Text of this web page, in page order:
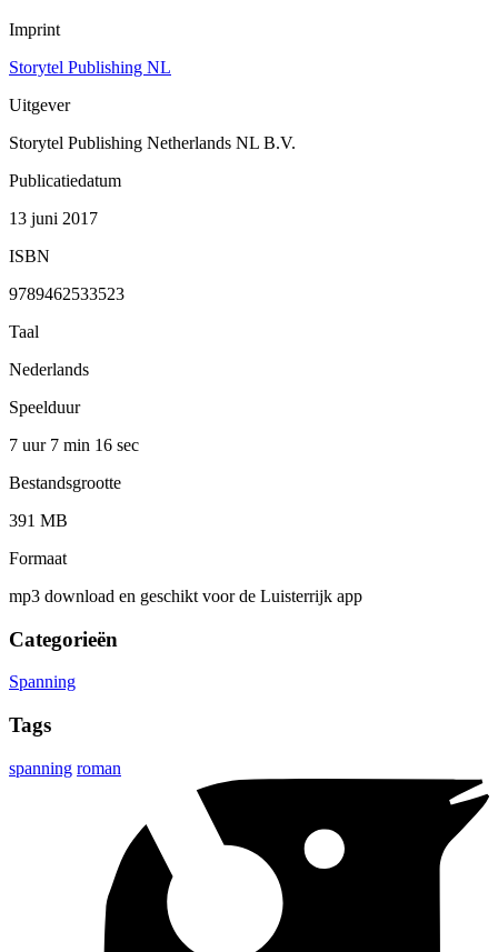
Imprint
Storytel Publishing NL
Uitgever
Storytel Publishing Netherlands NL B.V.
Publicatiedatum
13 juni 2017
ISBN
9789462533523
Taal
Nederlands
Speelduur
7 uur 7 min 16 sec
Bestandsgrootte
391 MB
Formaat
mp3 download en geschikt voor de Luisterrijk app
Categorieën
Spanning
Tags
spanning roman